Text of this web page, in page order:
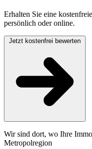
Erhalten Sie eine
persönlich oder online.
Wir sind dort, wo Ihre
Metropolregion